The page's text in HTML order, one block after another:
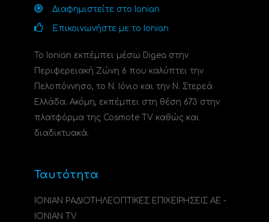
Διαφημιστείτε στο Ionian
Επικοινωνήστε με το Ionian
Το Ionian εκπέμπει μέσω Digea στην
Περιφερειακή Ζώνη 6 που καλύπτει την
Πελοπόννησο, το N. Ιόνιο και την Ν. Στερεά
Ελλάδα. Ακόμη, εκπέμπει στη θέση 673 στην
πλατφόρμα της Cosmote TV καθώς και
διαδικτυακά.
Ταυτότητα
ΙΟΝΙΑΝ ΡΑΔΙΟΤΗΛΕΟΠΤΙΚΕΣ ΕΠΙΧΕΙΡΗΣΕΙΣ ΑΕ -
IONIAN TV